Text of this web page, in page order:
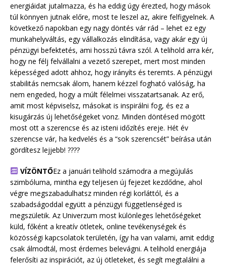
energiáidat jutalmazza, és ha eddig úgy érezted, hogy mások
túl könnyen jutnak előre, most te leszel az, akire felfigyelnek. A
következő napokban egy nagy döntés vár rád – lehet ez egy
munkahelyváltás, egy vállalkozás elindítása, vagy akár egy új
pénzügyi befektetés, ami hosszú távra szól. A telihold arra kér,
hogy ne félj felvállalni a vezető szerepet, mert most minden
képességed adott ahhoz, hogy irányíts és teremts. A pénzügyi
stabilitás nemcsak álom, hanem kézzel fogható valóság, ha
nem engeded, hogy a múlt félelmei visszatartsanak. Az erő,
amit most képviselsz, másokat is inspirálni fog, és ez a
kisugárzás új lehetőségeket vonz. Minden döntésed mögött
most ott a szerencse és az isteni időzítés ereje. Hét év
szerencse vár, ha kedvelés és a “sok szerencsét” beírása után
gördítesz lejjebb! ????
VÍZÖNTŐEz a januári telihold számodra a megújulás
szimbóluma, mintha egy teljesen új fejezet kezdődne, ahol
végre megszabadulhatsz minden régi korláttól, és a
szabadságoddal együtt a pénzügyi függetlenséged is
megszületik. Az Univerzum most különleges lehetőségeket
küld, főként a kreatív ötletek, online tevékenységek és
közösségi kapcsolatok területén, így ha van valami, amit eddig
csak álmodtál, most érdemes belevágni. A telihold energiája
felerősíti az inspirációt, az új ötleteket, és segít megtalálni a